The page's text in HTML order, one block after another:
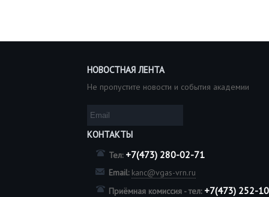
НОВОСТНАЯ ЛЕНТА
Не пропустите новости и события академии
КОНТАКТЫ
Тел: +7(473) 280-02-71
Email: kanc@vgas-vrn.ru
Приёмная комиссия - тел: +7(473) 252-